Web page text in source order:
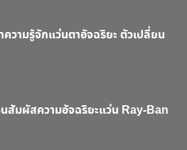
วามรู้จักแว่นตาอัจฉริยะ ตัวเปลี่ยน
สัมผัสความอัจฉริยะแว่น Ray-Ban